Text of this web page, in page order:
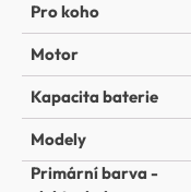
Pro koho
Motor
Kapacita baterie
Modely
Primární barva -